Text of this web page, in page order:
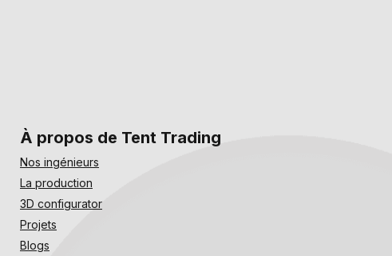
À propos de Tent Trading
Nos ingénieurs
La production
3D configurator
Projets
Blogs